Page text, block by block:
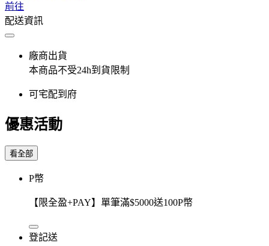
前往
配送資訊
廠商出貨
本商品不受24h到貨限制
可宅配到府
優惠活動
看全部
P幣
【限全盈+PAY】單筆滿$5000送100P幣
登記送